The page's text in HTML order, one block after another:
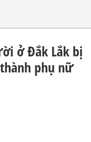
ở Đắk Lắk bị
phụ nữ